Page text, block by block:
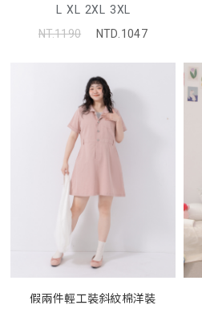
L XL 2XL 3XL
NT.1190
NTD.1047
假兩件輕工裝斜紋棉洋裝